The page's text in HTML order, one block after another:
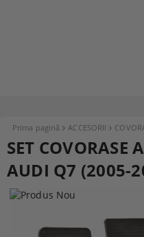
Prima pagină ACCESORII
SET COVORASE
AUDI Q7 (2005-